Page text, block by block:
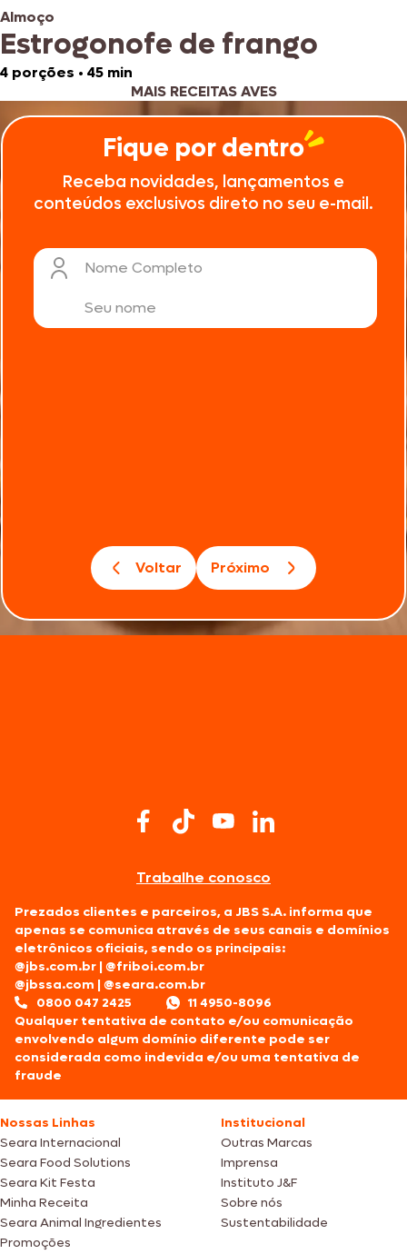
Almoço
Estrogonofe de frango
4 porções • 45 min
MAIS RECEITAS AVES
Fique por dentro
Receba novidades, lançamentos e
conteúdos exclusivos direto no seu e-mail.
Nome Completo
Voltar Próximo
Trabalhe conosco
Prezados clientes e parceiros, a JBS S.A. informa que
apenas se comunica através de seus canais e domínios
eletrônicos oficiais, sendo os principais:
@jbs.com.br |@friboi.com.br
@jbssa.com |@seara.com.br
0800 047 2425
11 4950-8096
Qualquer tentativa de contato e/ou comunicação
envolvendo algum domínio diferente pode ser
considerada como indevida e/ou uma tentativa de
fraude
Nossas Linhas
Seara Internacional
Seara Food Solutions
Seara Kit Festa
Minha Receita
Seara Animal Ingredientes
Promoções
Institucional
Outras Marcas
Imprensa
Instituto J&F
Sobre nós
Sustentabilidade